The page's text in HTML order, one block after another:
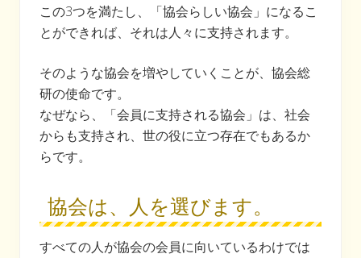
この3つを満たし、「協会らしい協会」になるこ
とができれば、それは人々に支持されます。
そのような協会を増やしていくことが、協会総
研の使命です。
なぜなら、「会員に支持される協会」は、社会
からも支持され、世の役に立つ存在でもあるか
らです。
協会は、人を選びます。
すべての人が協会の会員に向いているわけでは